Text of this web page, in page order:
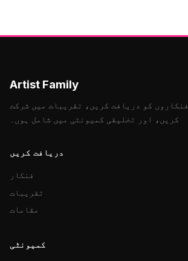
Artist Family
فنکاروں کو دریافت کریں، تقریبات میں شرکت
کریں، اور تخلیقی کمیونٹی میں شامل ہوں۔
دریافت کریں
فنکار
تقریبات
مقامات
کمیونٹی